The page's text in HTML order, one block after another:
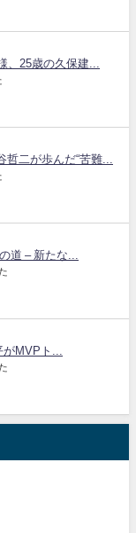
、25歳の久保建...
二が歩んだ“苦難...
道 – 新たな...
MVPト...